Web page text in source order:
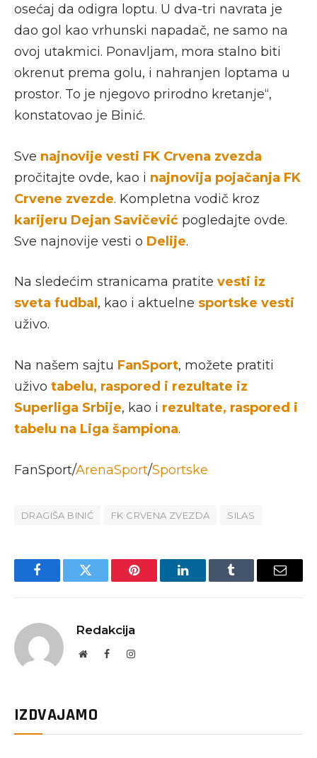
osećaj da odigra loptu. U dva-tri navrata je
dao gol kao vrhunski napadač, ne samo na
ovoj utakmici. Ponavljam, mora stalno biti
okrenut prema golu, i nahranjen loptama u
prostor. To je njegovo prirodno kretanje“,
konstatovao je Binić.
Sve najnovije vesti FK Crvena zvezda
pročitajte ovde, kao i najnovija pojačanja FK
Crvene zvezde. Kompletna vodič kroz
karijeru Dejan Savičević pogledajte ovde.
Sve najnovije vesti o Delije.
Na sledećim stranicama pratite vesti iz
sveta fudbal , kao i aktuelne sportske vesti
uživo.
Na našem sajtu FanSport, možete pratiti
uživo tabelu, raspored i rezultate iz
Superliga Srbije, kao i rezultate, raspored i
tabelu na Liga šampiona.
FanSport/ArenaSport/Sportske
DRAGIŠA BINIĆ FK CRVENA ZVEZDA SILAS
FacebookTwitter Pinterest LinkedInTumblr Email
Redakcija
WebsiteFacebookInstagram
IZDVAJAMO